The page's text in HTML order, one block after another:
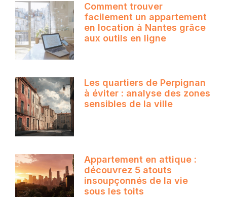
Comment trouver
facilement un appartement
en location à Nantes grâce
aux outils en ligne
Les quartiers de Perpignan
à éviter : analyse des zones
sensibles de la ville
Appartement en attique :
découvrez 5 atouts
insoupçonnés de la vie
sous les toits